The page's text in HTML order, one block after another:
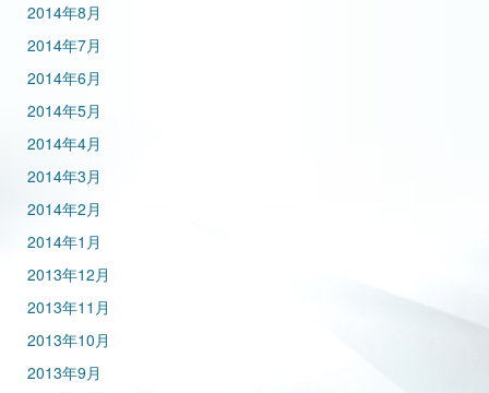
2014年8月
2014年7月
2014年6月
2014年5月
2014年4月
2014年3月
2014年2月
2014年1月
2013年12月
2013年11月
2013年10月
2013年9月